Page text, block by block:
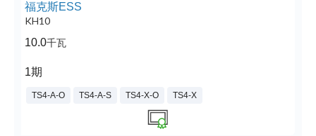
福克斯ESS
KH10
10.0千瓦
1期
TS4-A-O TS4-A-S TS4-X-O TS4-X